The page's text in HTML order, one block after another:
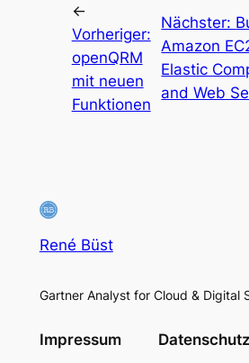
←
Vorheriger:
openQRM
mit neuen
Funktionen
Nächster:
Amazon
Elastic
and Web
René Büst
Gartner Analyst for Cloud & Digital
Impressum Datenschutz